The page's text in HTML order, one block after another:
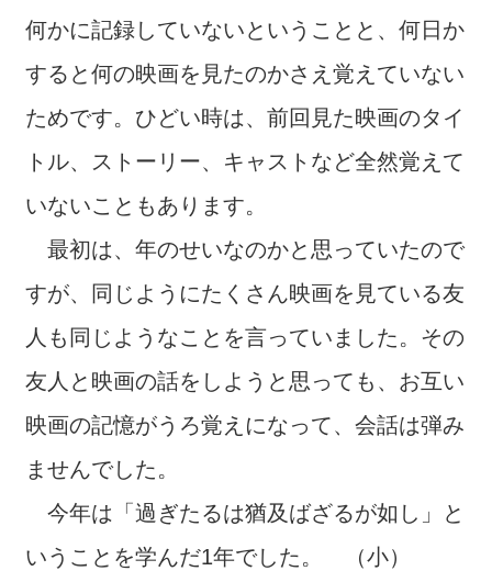
何かに記録していないということと、何日か
すると何の映画を見たのかさえ覚えていない
ためです。ひどい時は、前回見た映画のタイ
トル、ストーリー、キャストなど全然覚えて
いないこともあります。
最初は、年のせいなのかと思っていたので
すが、同じようにたくさん映画を見ている友
人も同じようなことを言っていました。その
友人と映画の話をしようと思っても、お互い
映画の記憶がうろ覚えになって、会話は弾み
ませんでした。
今年は「過ぎたるは猶及ばざるが如し」と
いうことを学んだ1年でした。 （小）